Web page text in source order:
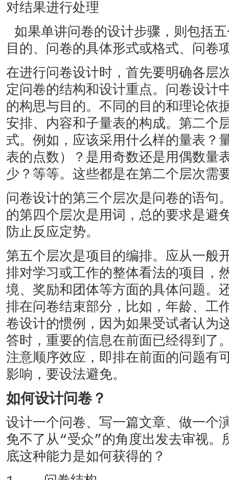
对结果进行处理
如果单讲问卷的设计步骤，则包括
目的、问卷的具体形式或格式、问卷
在进行问卷设计时，首先要明确各层
定问卷的结构和设计重点。问卷设计
的构思与目的。不同的目的和理论依
安排、内容和子量表的构成。第二个
式。例如，应该采用什么样的量表？
表的点数）？是用奇数还是用偶数量
少？等等。这些都是在第二个层次需
问卷设计的第三个层次是问卷的语句
的第四个层次是用词，总的要求是避
防止反应定势。
第五个层次是项目的编排。应从一般
排对学习或工作的整体看法的项目，
境、奖励和团体等方面的具体问题。
排在问卷结束部分，比如，年龄、工
卷设计的惯例，因为如果受试者认为
答时，重要的信息在前面已经得到了
注意顺序效应，即排在前面的问题有
影响，要设法避免。
如何设计问卷？
设计一个问卷、写一篇文章、做一个
免不了从“受众”的角度出发去审视。
底这种能力是如何获得的？